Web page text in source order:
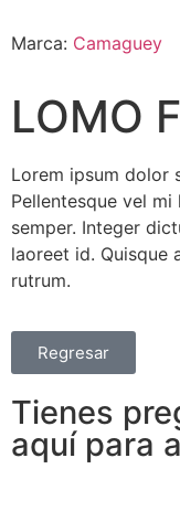
Marca: Camaguey
LOMO
Lorem ipsum dolor
Pellentesque vel
semper. Integer
laoreet id. Quisque
rutrum.
Regresar
Tienes
aquí para